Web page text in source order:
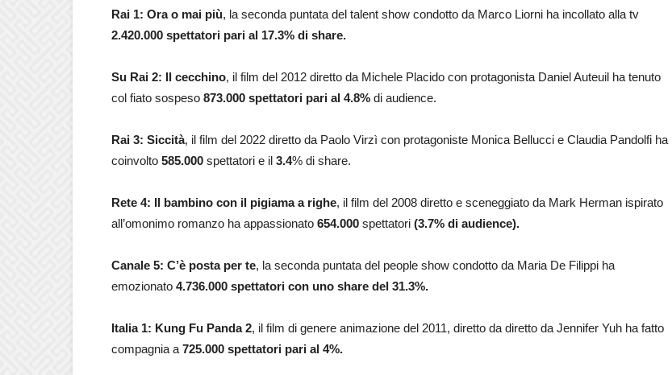
Rai 1: Ora o mai più, la seconda puntata del talent show condotto da Marco Liorni ha incollato alla tv
2.420.000 spettatori pari al 17.3% di share.
Su Rai 2: Il cecchino, il film del 2012 diretto da Michele Placido con protagonista Daniel Auteuil ha tenuto
col fiato sospeso 873.000 spettatori pari al 4.8% di audience.
Rai 3: Siccità, il film del 2022 diretto da Paolo Virzì con protagoniste Monica Bellucci e Claudia Pandolfi ha
coinvolto 585.000 spettatori e il 3.4% di share.
Rete 4: Il bambino con il pigiama a righe, il film del 2008 diretto e sceneggiato da Mark Herman ispirato
all’omonimo romanzo ha appassionato 654.000 spettatori (3.7% di audience).
Canale 5: C’è posta per te, la seconda puntata del people show condotto da Maria De Filippi ha
emozionato 4.736.000 spettatori con uno share del 31.3%.
Italia 1: Kung Fu Panda 2, il film di genere animazione del 2011, diretto da diretto da Jennifer Yuh ha fatto
compagnia a 725.000 spettatori pari al 4%.